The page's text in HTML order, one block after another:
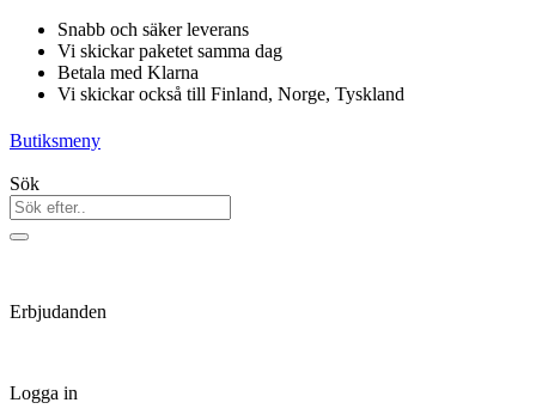
Hoppa
innehåll
Snabb och säker leverans
Vi skickar paketet samma dag
Betala med Klarna
Vi skickar också till Finland, Norge, Tyskland
Butiksmeny
Sök
Erbjudanden
Logga in